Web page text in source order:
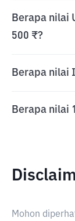
Berapa nilai
500 ₹?
Berapa nilai
Berapa nilai
Mohon